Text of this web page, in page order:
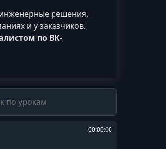
решения,
и у заказчиков.
по ВК-
00:00:00